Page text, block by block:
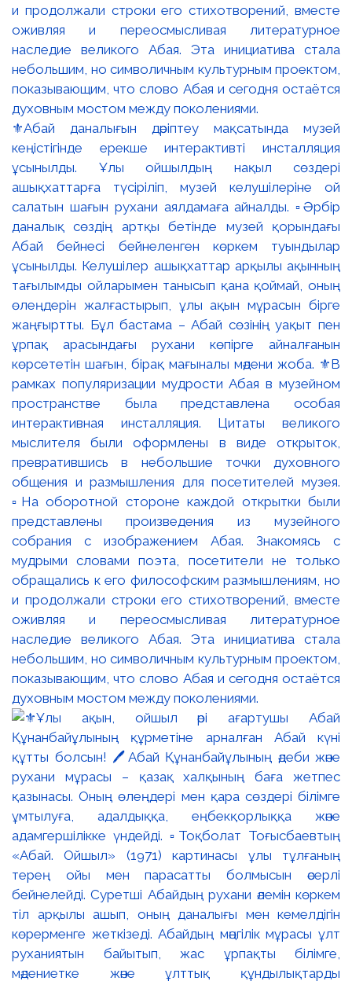
⚜️Абай даналығын дәріптеу мақсатында музей
кеңістігінде ерекше интерактивті инсталляция
ұсынылды. Ұлы ойшылдың нақыл сөздері
ашықхаттарға түсіріліп, музей келушілеріне ой
салатын шағын рухани аялдамаға айналды. ▫️Әрбір
даналық сөздің артқы бетінде музей қорындағы
Абай бейнесі бейнеленген көркем туындылар
ұсынылды. Келушілер ашықхаттар арқылы ақынның
тағылымды ойларымен танысып қана қоймай, оның
өлеңдерін жалғастырып, ұлы ақын мұрасын бірге
жаңғыртты. Бұл бастама – Абай сөзінің уақыт пен
ұрпақ арасындағы рухани көпірге айналғанын
көрсететін шағын, бірақ мағыналы мәдени жоба. ⚜️В
рамках популяризации мудрости Абая в музейном
пространстве была представлена особая
интерактивная инсталляция. Цитаты великого
мыслителя были оформлены в виде открыток,
превратившись в небольшие точки духовного
общения и размышления для посетителей музея.
▫️На оборотной стороне каждой открытки были
представлены произведения из музейного
собрания с изображением Абая. Знакомясь с
мудрыми словами поэта, посетители не только
обращались к его философским размышлениям, но
и продолжали строки его стихотворений, вместе
оживляя и переосмысливая литературное
наследие великого Абая. Эта инициатива стала
небольшим, но символичным культурным проектом,
показывающим, что слово Абая и сегодня остаётся
духовным мостом между поколениями.